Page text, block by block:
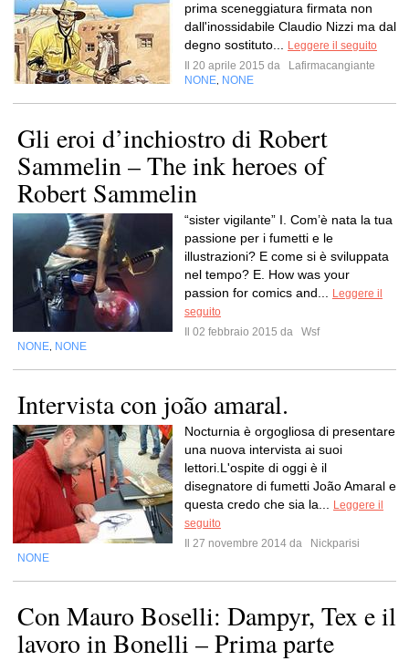
prima sceneggiatura firmata non
dall'inossidabile Claudio Nizzi ma dal
degno sostituto...
Leggere il seguito
Il 20 aprile 2015 da
Lafirmacangiante
NONE NONE
Gli eroi d’inchiostro di Robert
Sammelin – The ink heroes of
Robert Sammelin
“sister vigilante” I. Com’è nata la tua
passione per i fumetti e le
illustrazioni? E come si è sviluppata
nel tempo? E. How was your
passion for comics and...
Leggere il
seguito
Il 02 febbraio 2015 da
Wsf
NONE NONE
Intervista con joão amaral.
Nocturnia è orgogliosa di presentare
una nuova intervista ai suoi
lettori.L'ospite di oggi è il
disegnatore di fumetti João Amaral e
questa credo che sia la...
Leggere il
seguito
Il 27 novembre 2014 da
Nickparisi
NONE
Con Mauro Boselli: Dampyr, Tex e il
lavoro in Bonelli – Prima parte